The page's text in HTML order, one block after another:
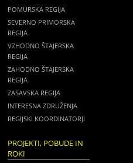
POMURSKA REGIJA
SEVERNO PRIMORSKA
REGIJA
VZHODNO ŠTAJERSKA
REGIJA
ZAHODNO ŠTAJERSKA
REGIJA
ZASAVSKA REGIJA
INTERESNA ZDRUŽENJA
REGIJSKI KOORDINATORJI
PROJEKTI, POBUDE IN
ROKI